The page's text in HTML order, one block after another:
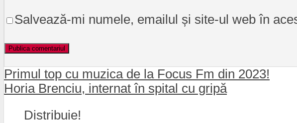
Salvează-mi numele, emailul și site-ul web în
Primul top cu muzica de la Focus Fm din 2023!
Horia Brenciu, internat în spital cu gripă
Distribuie!